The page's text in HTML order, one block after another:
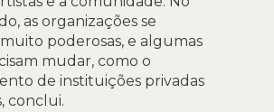
as organizações se
poderosas, e algumas
mudar, como o
de instituições privadas
conclui.